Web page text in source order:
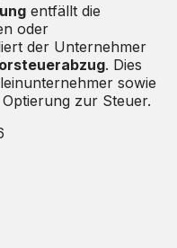
entfällt die
oder
der Unternehmer
. Dies
sowie
zur Steuer.